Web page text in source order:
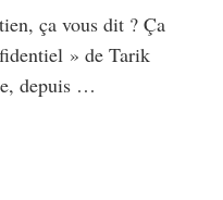
ça vous dit ? Ça
» de Tarik
depuis …